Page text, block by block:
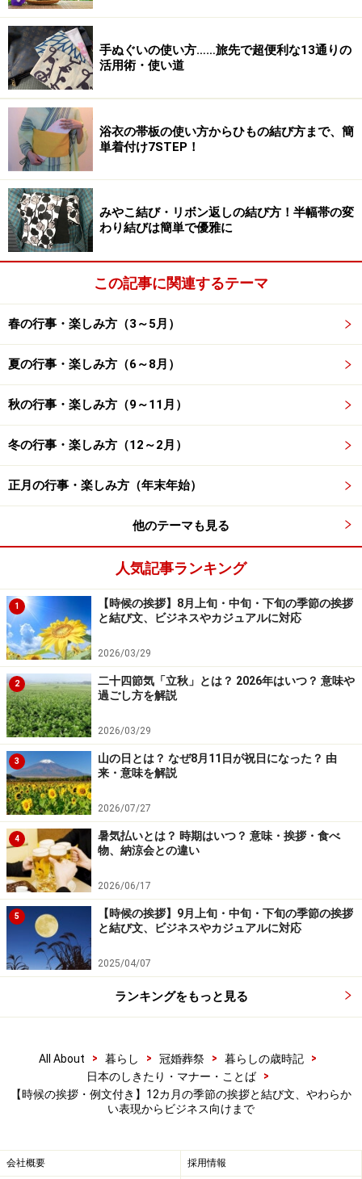
【前文】……「拝啓」などの頭語 ⇒ 時候の挨拶 ⇒ 相手の
安否や健康を気遣う言葉 ⇒ 自分の近況やお礼など
【主文】……いわゆる本文
【末文】 ……結びの挨拶。相手の健康や繁栄を祈る言葉
⇒「敬具」などの結語
【後付】……日付 ⇒ 署名 ⇒ 宛名
【1月の時候の挨拶】1月上旬・中旬・下旬
の季節を表わす言葉、挨拶例文
「福寿草の花がひと足早く春の訪れを告げる頃となりまし
た」は、話し言葉でやわらかな口語調の時候の挨拶
■1月の季節を表わすキーワード
■1月の季節の特徴
新しい年を迎え心新たに始動する月ですが、1年で最も
寒い「寒中」の時期となります。新年にふさわしい話題
や、未来につながる明るい話題、縁起の良い出来事など
う。寒中見舞いを送っても喜ばれます。
年が改まったせいか、厳しい寒さの中にも清々しさ
が感じられますが、お変わりございませんでしょう
か。
空気が乾燥しております。お風邪など召されません
よう気をつけてお過ごしください。
詳しくはこちらをご覧ください
▷【時候の挨拶】1月上旬・中旬・下旬の季節の挨拶と
結び文、ビジネスやカジュアルに対応
▷寒中見舞いの書き方、文例一覧・送る時期・喪中の場
合の使い方も
【2月の時候の挨拶】2月上旬・中旬・下旬
の季節を表わす言葉、挨拶例文
■2月の季節を表わすキーワード
節分、立春、余寒、梅花、春告鳥、春一番
■2月の季節の特徴
りの寒さが続きますが、梅の花が咲き、春告鳥（鶯）の
声が聞こえ、ふきのとうが顔を出して食卓にも並びま
す。身の回りで見つけた小さな春にフォーカスすると、
手ぬぐいの使い方……旅先で超便利な13通りの
活用術・使い道
浴衣の帯板の使い方からひもの結び方まで、簡
単着付け7STEP！
みやこ結び・リボン返しの結び方！半幅帯の変
わり結びは簡単で優雅に
この記事に関連するテーマ
春の行事・楽しみ方（3～5月）
夏の行事・楽しみ方（6～8月）
秋の行事・楽しみ方（9～11月）
冬の行事・楽しみ方（12～2月）
正月の行事・楽しみ方（年末年始）
他のテーマも見る
人気記事ランキング
1
【時候の挨拶】8月上旬・中旬・下旬の季節の挨拶
と結び文、ビジネスやカジュアルに対応
2026/03/29
2
二十四節気「立秋」とは？ 2026年はいつ？ 意味や
過ごし方を解説
2026/03/29
3
山の日とは？ なぜ8月11日が祝日になった？ 由
来・意味を解説
2026/07/27
4
暑気払いとは？ 時期はいつ？ 意味・挨拶・食べ
物、納涼会との違い
2026/06/17
5
【時候の挨拶】9月上旬・中旬・下旬の季節の挨拶
と結び文、ビジネスやカジュアルに対応
2025/04/07
ランキングをもっと見る
All About > 暮らし > 冠婚葬祭 > 暮らしの歳時記
>
日本のしきたり・マナー・ことば
>
【時候の挨拶・例文付き】12カ月の季節の挨拶と結び文、やわらか
い表現からビジネス向けまで
会社概要 採用情報